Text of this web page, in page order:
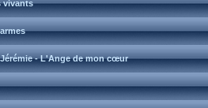
vivants
- L'Ange de mon cœur